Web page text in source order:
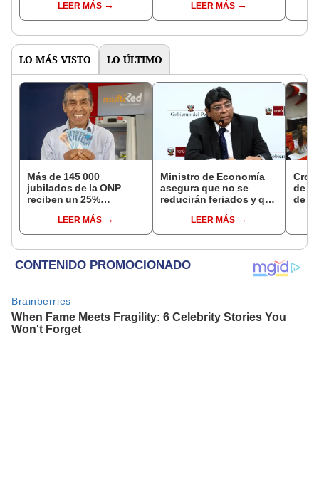
de la Nación y más
LEER MÁS
de hasta S/100.000 en
tasa promocional
LEER MÁS
LO MÁS VISTO LO ÚLTIMO
Más de 145 000
jubilados de la ONP
reciben un 25%
en agostoLEER MÁS
Ministro de Economía
asegura que no se
reducirán feriados y que
aumentará en dos
etapas
LEER MÁS
de
de